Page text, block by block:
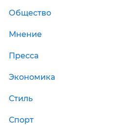
Общество
Мнение
Пресса
Экономика
Стиль
Спорт